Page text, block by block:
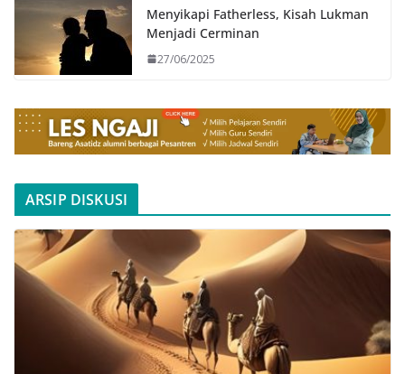
Menyikapi Fatherless, Kisah Lukman
Menjadi Cerminan
27/06/2025
ARSIP DISKUSI